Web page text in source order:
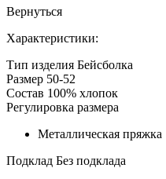
Вернуться
Характеристики:
Тип изделия Бейсболка
Размер 50-52
Состав 100% хлопок
Регулировка размера
Металлическая пряжка
Подклад Без подклада